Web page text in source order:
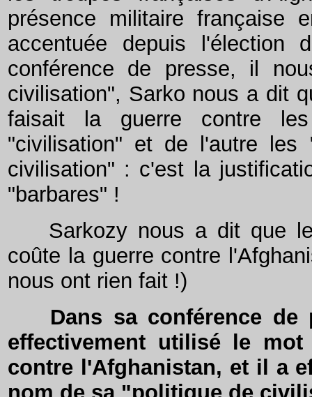
présence militaire française
accentuée depuis l'élection
conférence de presse, il
civilisation", Sarko nous a dit
faisait la guerre contre
"civilisation" et de l'autre les
civilisation" : c'est la
"barbares" !
Sarkozy nous a dit que
coûte la guerre contre
nous ont rien fait !)
Dans sa conférence de
effectivement utilisé le
contre l'Afghanistan, et il a